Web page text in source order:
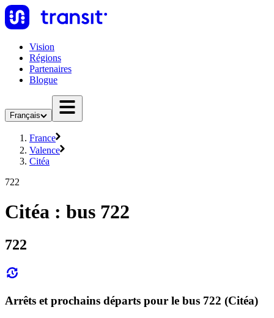
Vision
Régions
Partenaires
Blogue
Français
France
Valence
Citéa
722
Citéa : bus 722
722
Arrêts et prochains départs pour le bus 722 (Citéa)